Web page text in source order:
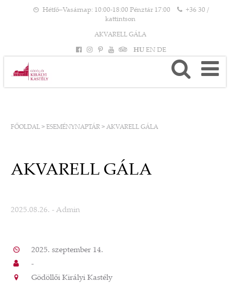
Hétfő–Vasárnap: 10:00-18:00 Pénztár 17:00
+36 30 /
kattintson
AKVARELL GÁLA
HU EN DE
FŐOLDAL > ESEMÉNYNAPTÁR > AKVARELL GÁLA
AKVARELL GÁLA
2025.08.26. - Admin
2025. szeptember 14.
-
Gödöllői Királyi Kastély